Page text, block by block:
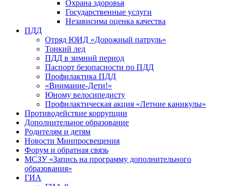
Охрана здоровья
Государственные услуги
Независима оценка качества
ПДД
Отряд ЮИД «Дорожный патруль»
Тонкий лед
ПДД в зимний период
Паспорт безопасности по ПДД
Профилактика ПДД
«Внимание-Дети!»
Юному велосипедисту
Профилактическая акция «Летние каникулы»
Противодействие коррупции
Дополнительное образование
Родителям и детям
Новости Минпросвещения
Форум и обратная связь
МСЗУ «Запись на программу дополнительного
образования»
ГИА